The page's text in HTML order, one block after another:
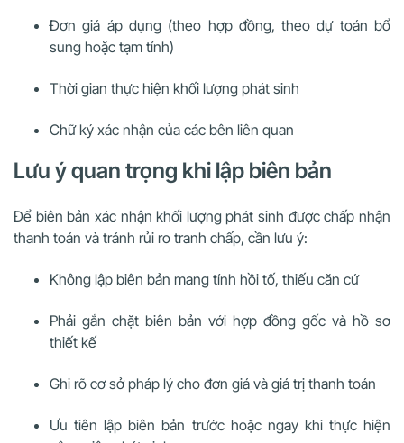
Đơn giá áp dụng (theo hợp đồng, theo dự toán bổ
sung hoặc tạm tính)
Thời gian thực hiện khối lượng phát sinh
Chữ ký xác nhận của các bên liên quan
Lưu ý quan trọng khi lập biên bản
Để biên bản xác nhận khối lượng phát sinh được chấp nhận
thanh toán và tránh rủi ro tranh chấp, cần lưu ý:
Không lập biên bản mang tính hồi tố, thiếu căn cứ
Phải gắn chặt biên bản với hợp đồng gốc và hồ sơ
thiết kế
Ghi rõ cơ sở pháp lý cho đơn giá và giá trị thanh toán
Ưu tiên lập biên bản trước hoặc ngay khi thực hiện